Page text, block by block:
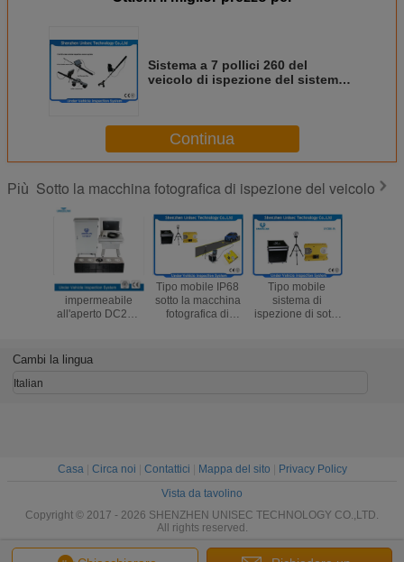
Sistema a 7 pollici 260 del
veicolo di ispezione del sistema
di sicurezza
Continua
Più Sotto la macchina fotografica di ispezione del veicolo
Rivelatore
impermeabile
all'aperto DC24V
Uunder per
l'esplorazione
Tipo mobile IP68
sotto la macchina
fotografica di
Tipo mobile
sistema di
ispezione di sotto
Cambi la lingua
Italian
Casa| Circa noi Contattici Mappa del sito
Privacy Policy
Vista da tavolino
Copyright © 2017 - 2026 SHENZHEN UNISEC TECHNOLOGY CO.,LTD.
All rights reserved.